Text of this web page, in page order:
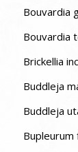
Bouvardia
Bouvardia
Brickellia
Buddleja
Buddleja
Bupleurum